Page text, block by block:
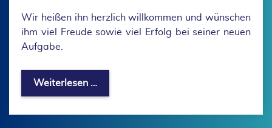
Wir heißen ihn herzlich willkommen und wünschen
ihm viel Freude sowie viel Erfolg bei seiner neuen
Aufgabe.
Weiterlesen …